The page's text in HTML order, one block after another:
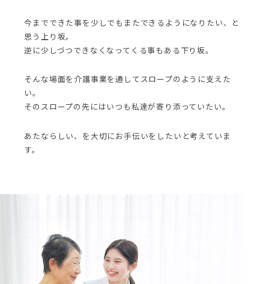
今までできた事を少しでもまたできるようになりたい、と
思う上り坂。
逆に少しづつできなくなってくる事もある下り坂。
そんな場面を介護事業を通してスロープのように支えた
い。
そのスロープの先にはいつも私達が寄り添っていたい。
あたならしい、を大切にお手伝いをしたいと考えていま
す。